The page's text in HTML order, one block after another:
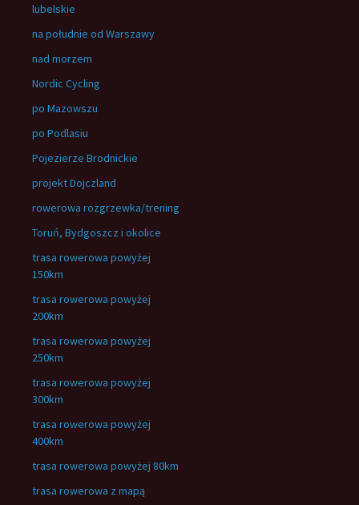
lubelskie
na południe od Warszawy
nad morzem
Nordic Cycling
po Mazowszu
po Podlasiu
Pojezierze Brodnickie
projekt Dojczland
rowerowa rozgrzewka/trening
Toruń, Bydgoszcz i okolice
trasa rowerowa powyżej
150km
trasa rowerowa powyżej
200km
trasa rowerowa powyżej
250km
trasa rowerowa powyżej
300km
trasa rowerowa powyżej
400km
trasa rowerowa powyżej 80km
trasa rowerowa z mapą